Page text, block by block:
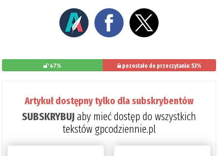
47% pozostało do przeczytania: 53%
Artykuł dostępny tylko dla subskrybentów
SUBSKRYBUJaby mieć dostęp do wszystkich
tekstów gpcodziennie.pl